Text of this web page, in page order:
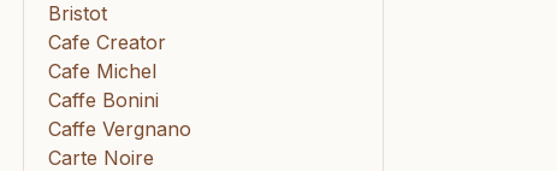
Bristot
Cafe Creator
Cafe Michel
Caffe Bonini
Caffe Vergnano
Carte Noire